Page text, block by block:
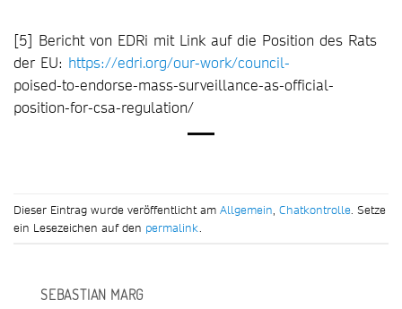
[5] Bericht von EDRi mit Link auf die Position des Rats
der EU: https://edri.org/our-work/council-
poised-to-endorse-mass-surveillance-as-official-
position-for-csa-regulation/
Dieser Eintrag wurde veröffentlicht am Allgemein, Chatkontrolle. Setze
ein Lesezeichen auf den permalink.
SEBASTIAN MARG